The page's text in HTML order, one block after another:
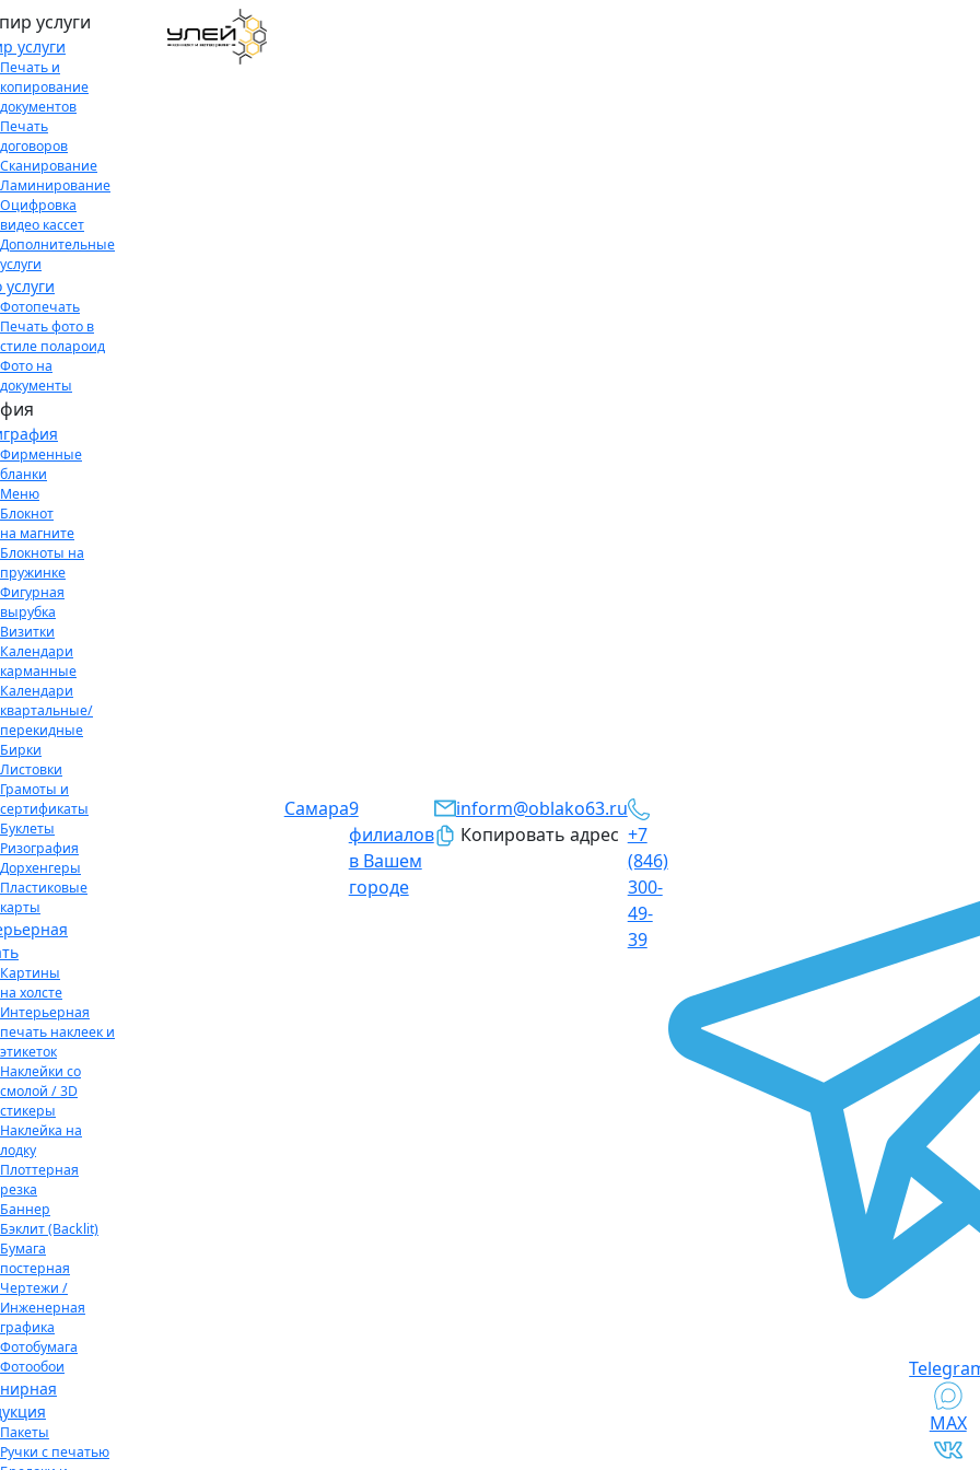
услуги
услуги
Печать и
копирование
документов
Печать
договоров
Сканирование
Ламинирование
Оцифровка
видео кассет
Дополнительные
услуги
Фотопечать
Печать фото в
стиле полароид
Фото на
документы
Фирменные
бланки
Меню
Блокнот
на магните
Блокноты на
пружинке
Фигурная
вырубка
Визитки
Календари
карманные
Календари
квартальные/
перекидные
Бирки
Листовки
Грамоты и
сертификаты
Буклеты
Ризография
Дорхенгеры
Пластиковые
карты
Картины
на холсте
Интерьерная
печать наклеек и
этикеток
Наклейки со
смолой / 3D
стикеры
Наклейка на
лодку
Плоттерная
резка
Баннер
Бэклит (Backlit)
Бумага
постерная
Чертежи /
Инженерная
графика
Фотобумага
Фотообои
Пакеты
Ручки с печатью
Самара9
филиалов
в Вашем
городе
inform@oblako63.ru
Копировать адрес +7
(846)
300-
49-
39
MAX